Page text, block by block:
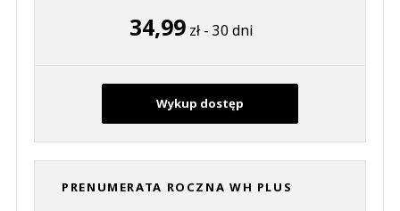
34,99 zł - 30 dni
Wykup dostęp
PRENUMERATA ROCZNA WH PLUS